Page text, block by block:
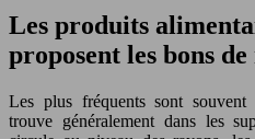
Les produits
proposent les bons
Les plus fréquents sont souvent
trouve généralement dans les